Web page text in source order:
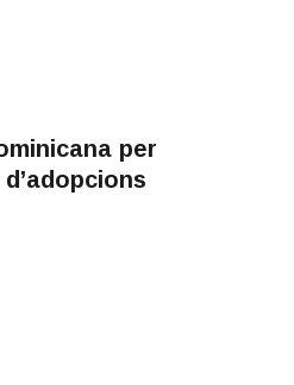
per